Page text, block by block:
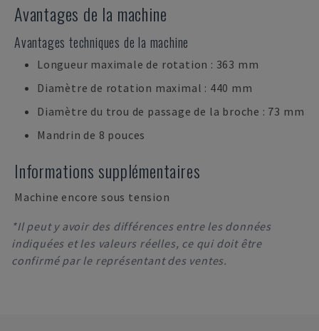
Avantages de la machine
Avantages techniques de la machine
Longueur maximale de rotation : 363 mm
Diamètre de rotation maximal : 440 mm
Diamètre du trou de passage de la broche : 73 mm
Mandrin de 8 pouces
Informations supplémentaires
Machine encore sous tension
*Il peut y avoir des différences entre les données
indiquées et les valeurs réelles, ce qui doit être
confirmé par le représentant des ventes.